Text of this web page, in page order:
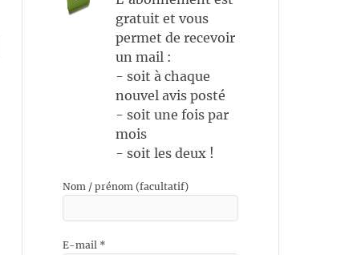
gratuit et vous
permet de recevoir
un mail :
- soit à chaque
nouvel avis posté
- soit une fois par
mois
- soit les deux !
Nom / prénom (facultatif)
E-mail *